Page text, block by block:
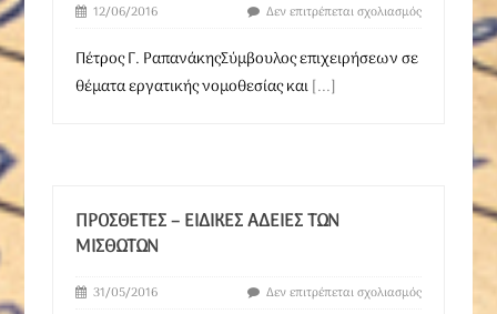
12/06/2016 Δεν επιτρέπεται σχολιασμός
Πέτρος Γ. ΡαπανάκηςΣύμβουλος επιχειρήσεων σε
θέματα εργατικής νομοθεσίας και[...]
ΠΡΌΣΘΕΤΕΣ – ΕΙΔΙΚΈΣ ΆΔΕΙΕΣ ΤΩΝ
ΜΙΣΘΩΤΏΝ
31/05/2016 Δεν επιτρέπεται σχολιασμός